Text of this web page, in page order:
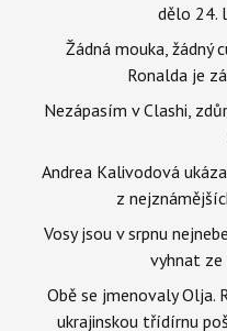
dělo 24.
Žádná mouka, žádný
Ronalda je
Nezápasím v Clashi,
Andrea Kalivodová
z
Vosy jsou v srpnu
vyhnat ze
Obě se jmenovaly Olja.
ukrajinskou třídírnu